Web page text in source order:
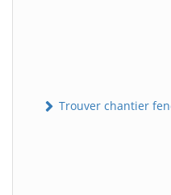
Trouver chantier